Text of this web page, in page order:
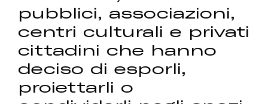
pubblici, associazioni,
centri culturali e privati
cittadini che hanno
deciso di esporli,
proiettarli o